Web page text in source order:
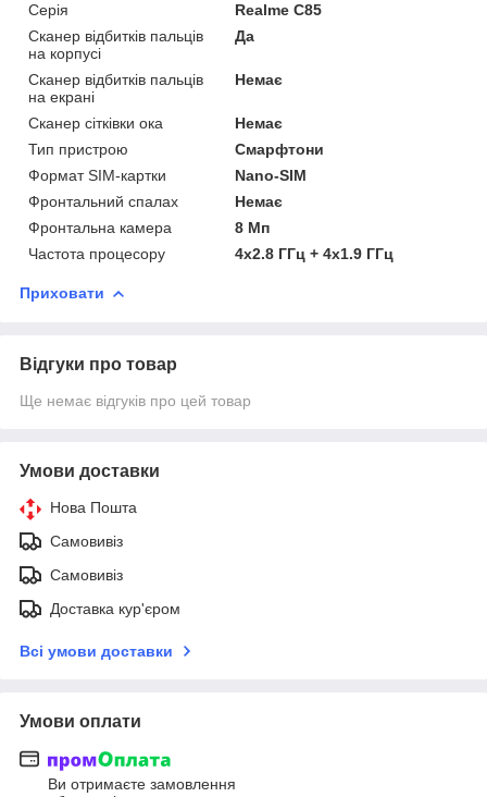
Серія
Realme C85
Сканер відбитків пальців
на корпусі
Да
Сканер відбитків пальців
на екрані
Немає
Сканер сітківки ока
Немає
Тип пристрою
Смарфтони
Формат SIM-картки
Nano-SIM
Фронтальний спалах
Немає
Фронтальна камера
8 Мп
Частота процесору
4x2.8 ГГц + 4x1.9 ГГц
Приховати
Відгуки про товар
Ще немає відгуків про цей товар
Умови доставки
Нова Пошта
Самовивіз
Самовивіз
Доставка кур'єром
Всі умови доставки
Умови оплати
Ви отримаєте замовлення